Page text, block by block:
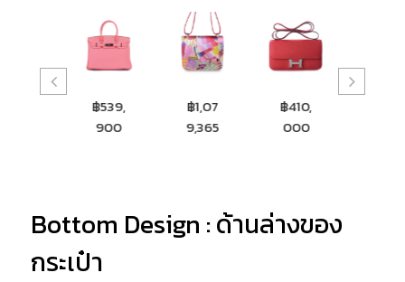
฿539,
900
฿1,07
9,365
฿410,
000
Bottom Design : ด้านล่างของ
กระเป๋า